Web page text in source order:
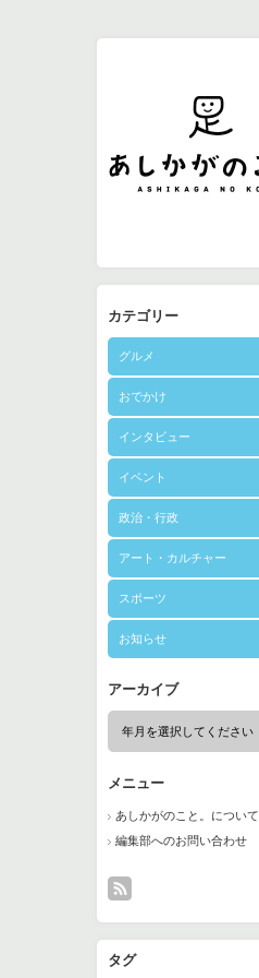
カテゴリー
グルメ
おでかけ
インタビュー
イベント
政治・行政
アート・カルチャー
スポーツ
お知らせ
アーカイブ
メニュー
あしかがのこと。について
編集部へのお問い合わせ
タグ